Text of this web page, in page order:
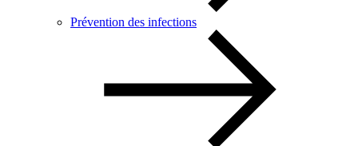
Prévention des infections